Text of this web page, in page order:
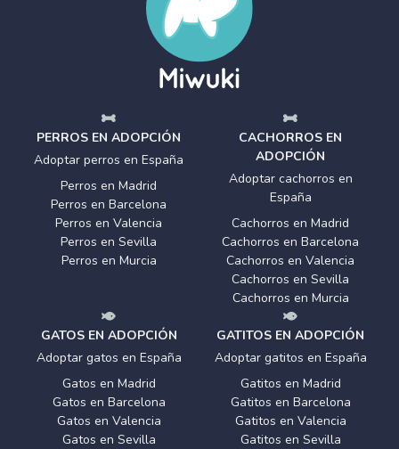
PERROS EN ADOPCIÓN
Adoptar perros en España
Perros en Madrid
Perros en Barcelona
Perros en Valencia
Perros en Sevilla
Perros en Murcia
CACHORROS EN
ADOPCIÓN
Adoptar cachorros en
España
Cachorros en Madrid
Cachorros en Barcelona
Cachorros en Valencia
Cachorros en Sevilla
Cachorros en Murcia
GATOS EN ADOPCIÓN
Adoptar gatos en España
Gatos en Madrid
Gatos en Barcelona
Gatos en Valencia
Gatos en Sevilla
GATITOS EN ADOPCIÓN
Adoptar gatitos en España
Gatitos en Madrid
Gatitos en Barcelona
Gatitos en Valencia
Gatitos en Sevilla